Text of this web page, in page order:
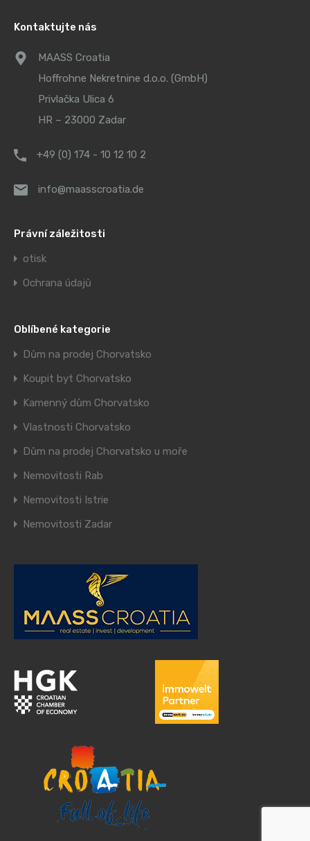
Kontaktujte nás
MAASS Croatia
Hoffrohne Nekretnine d.o.o. (GmbH)
Privlačka Ulica 6
HR – 23000 Zadar
+49 (0) 174 - 10 12 10 2
info@maasscroatia.de
Právní záležitosti
otisk
Ochrana údajů
Oblíbené kategorie
Dům na prodej Chorvatsko
Koupit byt Chorvatsko
Kamenný dům Chorvatsko
Vlastnosti Chorvatsko
Dům na prodej Chorvatsko u moře
Nemovitosti Rab
Nemovitosti Istrie
Nemovitosti Zadar